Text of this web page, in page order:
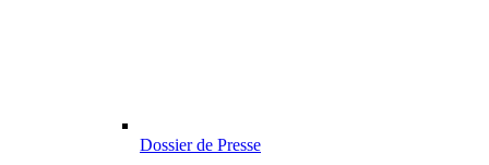
Dossier de Presse